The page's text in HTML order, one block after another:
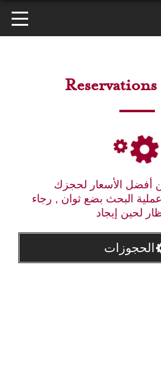
أفضل الأسعار لحجزك
البحث بضع ثوان , رجاء
لحين إيجاد
الحجوزات